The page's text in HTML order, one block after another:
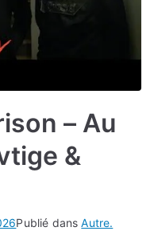
– Au
&
Publié dansAutre.